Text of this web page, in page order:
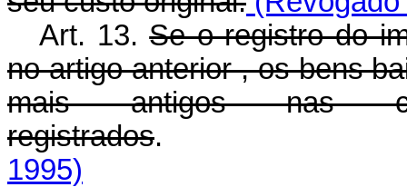
Art. 13.Se o registro do
no artigo anterior , os bens
mais antigos nas
registrados
1995)